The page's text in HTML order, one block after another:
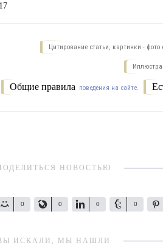
Цитирование статьи, картинки - фото
Общие правила поведения на сайте.
НОВОСТЬЮ
0 0 0 0
ИСКАЛИ, МЫ НАШЛИ